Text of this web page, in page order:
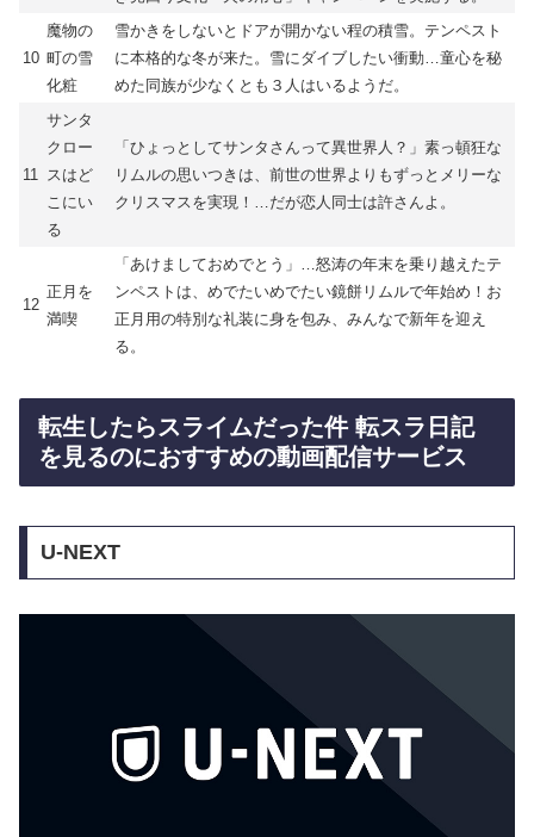
10
魔物の
町の雪
化粧
雪かきをしないとドアが開かない程の積雪。テンペスト
に本格的な冬が来た。雪にダイブしたい衝動…童心を秘
めた同族が少なくとも３人はいるようだ。
11
サンタ
クロー
スはど
こにい
る
「ひょっとしてサンタさんって異世界人？」素っ頓狂な
リムルの思いつきは、前世の世界よりもずっとメリーな
クリスマスを実現！…だが恋人同士は許さんよ。
12
正月を
満喫
「あけましておめでとう」…怒涛の年末を乗り越えたテ
ンペストは、めでたいめでたい鏡餅リムルで年始め！お
正月用の特別な礼装に身を包み、みんなで新年を迎え
る。
転生したらスライムだった件 転スラ日記
を見るのにおすすめの動画配信サービス
U-NEXT